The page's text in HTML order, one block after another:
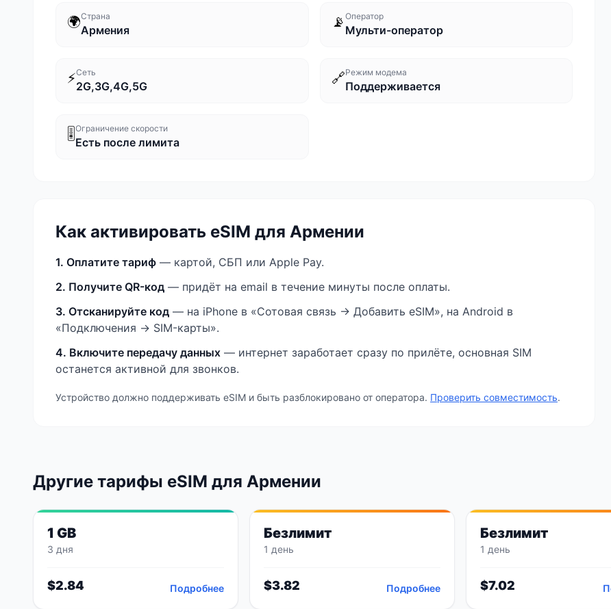
🌍Страна
Армения 📡 Оператор
Мульти-оператор
⚡Сеть
2G,3G,4G,5G 🔗Режим модема
Поддерживается
🎚️ Ограничение скорости
Есть после лимита
Как активировать eSIM для Армении
1. Оплатите тариф — картой, СБП или Apple Pay.
2. Получите QR-код — придёт на email в течение минуты после оплаты.
3. Отсканируйте код — на iPhone в «Сотовая связь → Добавить eSIM», на Android в
«Подключения → SIM-карты».
4. Включите передачу данных — интернет заработает сразу по прилёте, основная SIM
останется активной для звонков.
Устройство должно поддерживать eSIM и быть разблокировано от оператора. Проверить совместимость.
Другие тарифы eSIM для Армении
1 GB
3 дня
$2.84 Подробнее
Безлимит
1 день
$3.82 Подробнее
Безлимит
1 день
$7.02